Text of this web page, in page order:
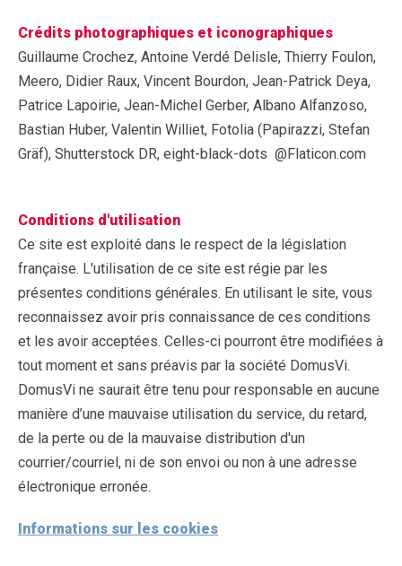
Crédits photographiques et iconographiques
Guillaume Crochez, Antoine Verdé Delisle, Thierry Foulon,
Meero, Didier Raux, Vincent Bourdon, Jean-Patrick Deya,
Patrice Lapoirie, Jean-Michel Gerber, Albano Alfanzoso,
Bastian Huber, Valentin Williet, Fotolia (Papirazzi, Stefan
Gräf), Shutterstock DR, eight-black-dots @Flaticon.com
Conditions d'utilisation
Ce site est exploité dans le respect de la législation
française. L'utilisation de ce site est régie par les
présentes conditions générales. En utilisant le site, vous
reconnaissez avoir pris connaissance de ces conditions
et les avoir acceptées. Celles-ci pourront être modifiées à
tout moment et sans préavis par la société DomusVi.
DomusVi ne saurait être tenu pour responsable en aucune
manière d’une mauvaise utilisation du service, du retard,
de la perte ou de la mauvaise distribution d'un
courrier/courriel, ni de son envoi ou non à une adresse
électronique erronée.
Informations sur les cookies